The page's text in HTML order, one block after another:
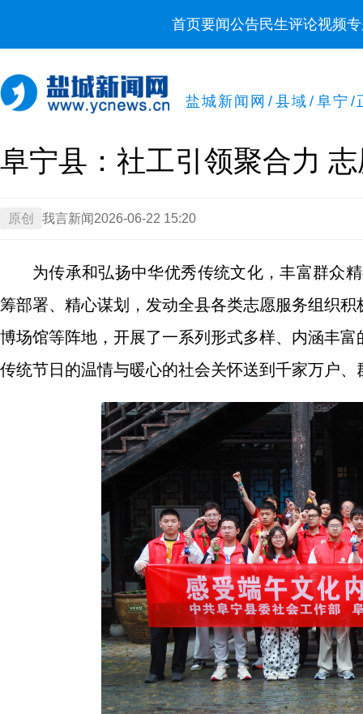
首页要闻公告民生评论视频
盐城新闻网 / 县域 / 阜宁 /
阜宁县：社工引领聚合力
原创 我言新闻 2026-06-22 15:20
为传承和弘扬中华优秀传统文化，丰富群众
筹部署、精心谋划，发动全县各类志愿服务组织
博场馆等阵地，开展了一系列形式多样、内涵丰
传统节日的温情与暖心的社会关怀送到千家万户